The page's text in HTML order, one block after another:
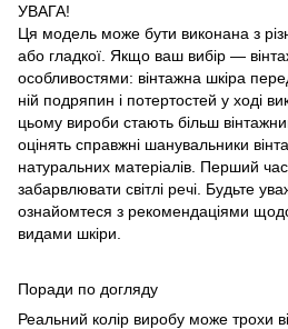
УВАГА!
Ця модель може бути виконана з
або гладкої. Якщо ваш вибір —
особливостями: вінтажна шкіра
ній подряпин і потертостей у ході
цьому вироби стають більш
оцінять справжні шанувальники
натуральних матеріалів. Перший
забарвлювати світлі речі. Будьте
ознайомтеся з рекомендаціями
видами шкіри.
Поради по догляду
Реальний колір виробу може трохи